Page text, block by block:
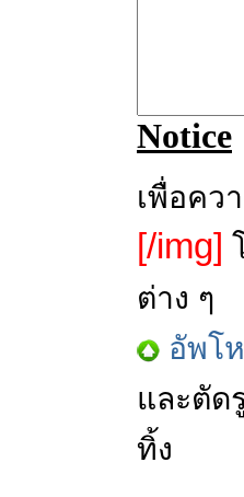
Notice
เพื่อคว
[/img]
ต่าง ๆ
อัพโ
และตัด
ทิ้ง